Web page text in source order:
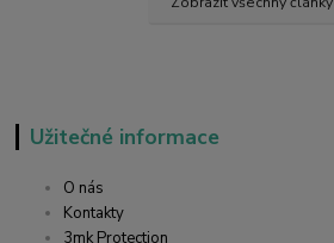
Užitečné informace
O nás
Kontakty
3mk Protection